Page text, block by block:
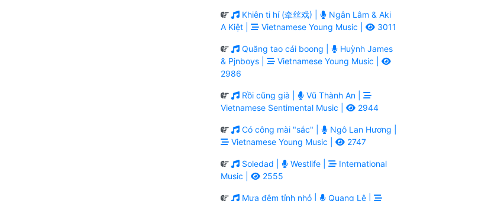
Khiên ti hí (牵丝戏) |
Ngân Lâm & Aki
A Kiệt |
Vietnamese Young Music | 3011
Quăng tao cái boong |
Huỳnh James
& Pjnboys |
Vietnamese Young Music |
2986
Rồi cũng già |
Vũ Thành An |
Vietnamese Sentimental Music |
2944
Có công mài "sắc" |
Ngô Lan Hương |
Vietnamese Young Music |
2747
Soledad | Westlife |
International
Music |
2555
Mưa đêm tỉnh nhỏ | Quang Lê |